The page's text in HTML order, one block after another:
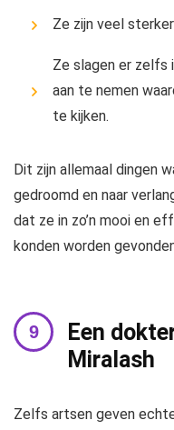
Ze zijn veel
Ze slagen er zelfs
aan te nemen
te kijken.
Dit zijn allemaal dingen
gedroomd en naar
dat ze in zo’n mooi en
konden worden
Een
Miralash
Zelfs artsen geven